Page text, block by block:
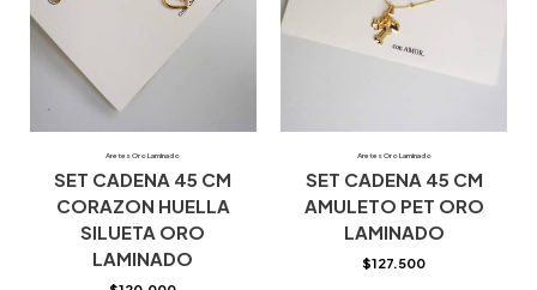
Aretes Oro Laminado
SET CADENA 45 CM
CORAZON HUELLA
SILUETA ORO
LAMINADO
Aretes Oro Laminado
SET CADENA 45 CM
AMULETO PET ORO
LAMINADO
$127.500